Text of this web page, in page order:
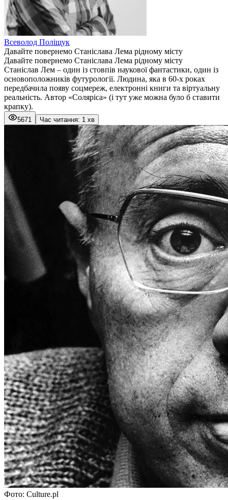
Всеволод Поліщук
Давайте повернемо Станіслава Лема рідному місту
Давайте повернемо Станіслава Лема рідному місту
Станіслав Лем – один із стовпів наукової фантастики, один із
основоположників футурології. Людина, яка в 60-х роках
передбачила появу соцмереж, електронні книги та віртуальну
реальність. Автор «Соляріса» (і тут уже можна було б ставити
крапку).
5671 Час читання: 1 хв
Фото: Culture.pl